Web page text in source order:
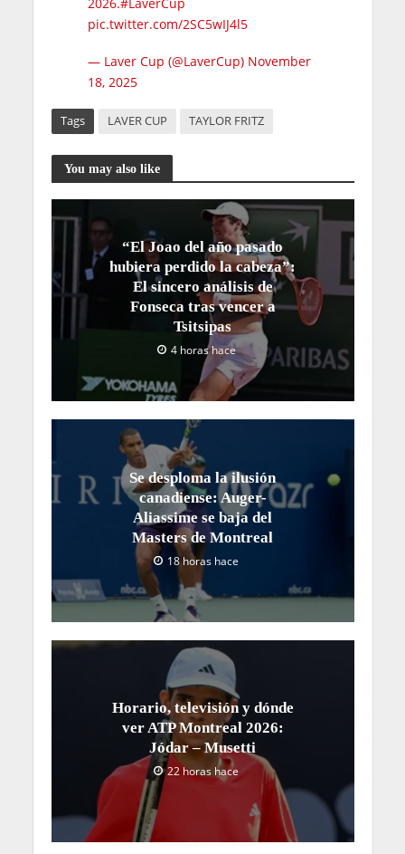
2026.#LaverCup
pic.twitter.com/2SC5wIJ4l5
— Laver Cup (@LaverCup) November
18, 2025
Tags LAVER CUP TAYLOR FRITZ
You may also like
“El Joao del año pasado
hubiera perdido la cabeza”:
El sincero análisis de
Fonseca tras vencer a
Tsitsipas
4 horas hace
Se desploma la ilusión
canadiense: Auger-
Aliassime se baja del
Masters de Montreal
18 horas hace
Horario, televisión y dónde
ver ATP Montreal 2026:
Jódar – Musetti
22 horas hace